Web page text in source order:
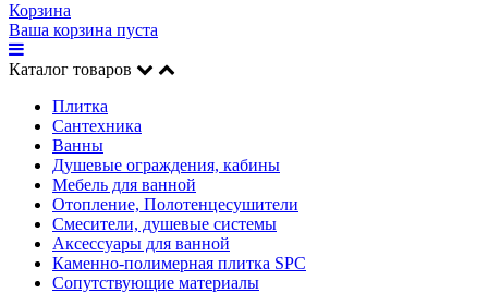
Корзина
Ваша корзина пуста
Каталог товаров
Плитка
Сантехника
Ванны
Душевые ограждения, кабины
Мебель для ванной
Отопление, Полотенцесушители
Смесители, душевые системы
Аксессуары для ванной
Каменно-полимерная плитка SPC
Сопутствующие материалы